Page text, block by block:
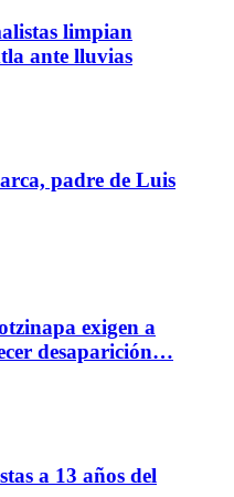
limpian
ante lluvias
padre de Luis
exigen a
desaparición…
a 13 años del